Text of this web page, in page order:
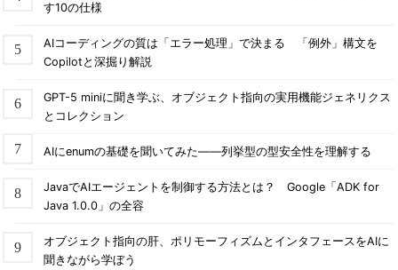
す10の仕様
AIコーディングの質は「エラー処理」で決まる 「例外」構文を
Copilotと深掘り解説
GPT-5 miniに聞き学ぶ、オブジェクト指向の実用機能ジェネリクス
とコレクション
AIにenumの基礎を聞いてみた――列挙型の型安全性を理解する
JavaでAIエージェントを制御する方法とは？ Google「ADK for
Java 1.0.0」の全容
オブジェクト指向の肝、ポリモーフィズムとインタフェースをAIに
聞きながら学ぼう